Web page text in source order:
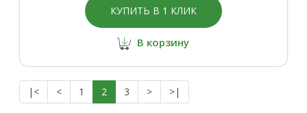
КУПИТЬ В 1 КЛИК
В корзину
|< < 1 2 3 > >|